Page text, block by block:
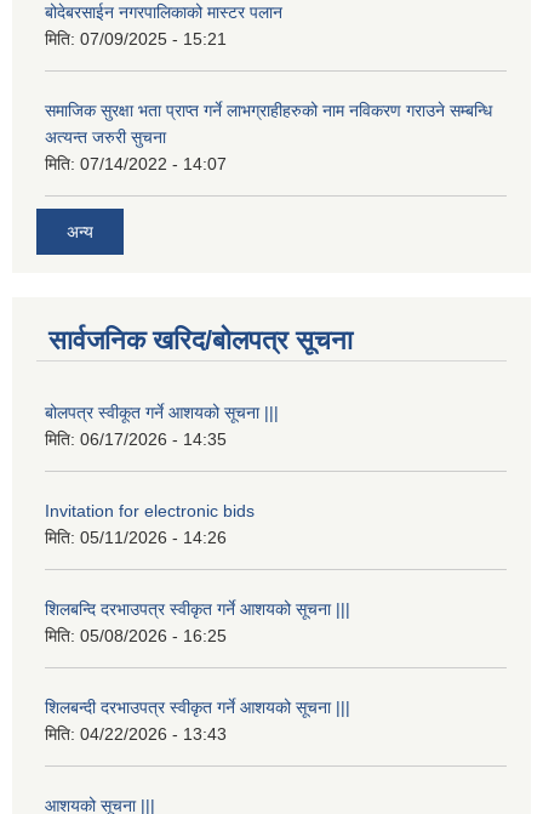
बोदेबरसाईन नगरपालिकाको मास्टर पलान
मिति: 07/09/2025 - 15:21
समाजिक सुरक्षा भता प्राप्त गर्ने लाभग्राहीहरुको नाम नविकरण गराउने सम्बन्धि
अत्यन्त जरुरी सुचना
मिति: 07/14/2022 - 14:07
अन्य
सार्वजनिक खरिद/बोलपत्र सूचना
बोलपत्र स्वीकूत गर्ने आशयको सूचना |||
मिति: 06/17/2026 - 14:35
Invitation for electronic bids
मिति: 05/11/2026 - 14:26
शिलबन्दि दरभाउपत्र स्वीकृत गर्ने आशयको सूचना |||
मिति: 05/08/2026 - 16:25
शिलबन्दी दरभाउपत्र स्वीकृत गर्ने आशयको सूचना |||
मिति: 04/22/2026 - 13:43
आशयको सूचना |||